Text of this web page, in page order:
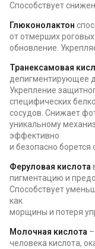
Способствует
Глюконолактон
от отмерших
обновление.
Транексамовая
депигментирующее
Укрепление
специфических
сосудов. Снижает
уникальному
эффективно
и безопасно борется
Феруловая кислота
пигментацию и
Способствует
как
морщины и потеря
Молочная кислота
человека кислота,